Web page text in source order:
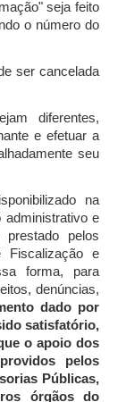
seja feito
o número do
ser cancelada
diferentes,
e efetuar a
seu
na
administrativo e
pelos
Fiscalização e
forma, para
denúncias,
dado por
satisfatório,
o apoio dos
pelos
Públicas,
órgãos do